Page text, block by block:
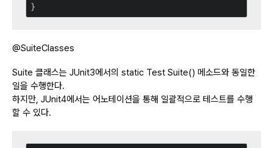
@SuiteClasses
Suite 클래스는 JUnit3에서의 static Test Suite() 메소드와 동일한
일을 수행한다.
하지만, JUnit4에서는 어노테이션을 통해 일괄적으로 테스트를 수행
할 수 있다.